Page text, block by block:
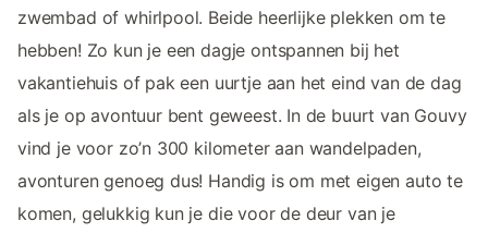
zwembad of whirlpool. Beide heerlijke plekken om te
hebben! Zo kun je een dagje ontspannen bij het
vakantiehuis of pak een uurtje aan het eind van de dag
als je op avontuur bent geweest. In de buurt van Gouvy
vind je voor zo’n 300 kilometer aan wandelpaden,
avonturen genoeg dus! Handig is om met eigen auto te
komen, gelukkig kun je die voor de deur van je